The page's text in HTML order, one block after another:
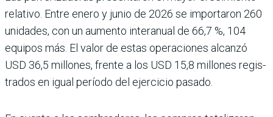
relativo. Entre enero y junio de 2026 se importaron 260
unidades, con un aumento interanual de 66,7 %, 104
equipos más. El valor de estas operaciones alcanzó
USD 36,5 millones, frente a los USD 15,8 millones regis­
trados en igual período del ejercicio pasado.